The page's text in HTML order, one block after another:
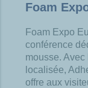
Foam
Foam Expo
conférence
mousse.
localisée,
offre aux